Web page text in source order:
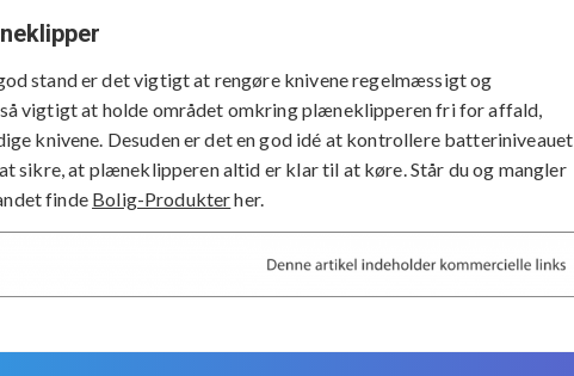
stand er det vigtigt at rengøre knivene regelmæssigt og
vigtigt at holde området omkring plæneklipperen fri for affald,
knivene. Desuden er det en god idé at kontrollere batteriniveauet
sikre, at plæneklipperen altid er klar til at køre. Står du og mangler
finde Bolig-Produkterher.